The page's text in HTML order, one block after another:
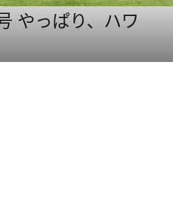
やっぱり、ハワ